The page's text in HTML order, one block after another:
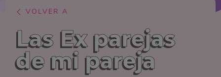
VOLVER A
Las Ex parejas
de mi pareja